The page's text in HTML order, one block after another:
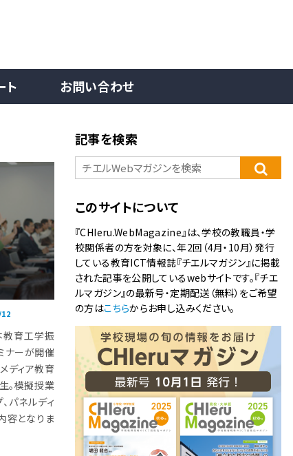
ト お問い合わせ
教育工学振
ナーが開催
ディア教育
。模擬授業
パネルディ
容となりま
記事を検索
このサイトについて
『CHIeru.WebMagazine』は、学校の教職員・学
校関係者の方を対象に、年2回（4月・10月）発行
している教育ICT情報誌『チエルマガジン』に掲載
された記事を公開しているwebサイトです。『チエ
ルマガジン』の最新号・定期配送（無料）をご希望
の方はこちらからお申し込みください。